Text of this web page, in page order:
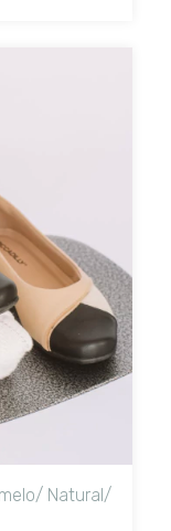
Natural/